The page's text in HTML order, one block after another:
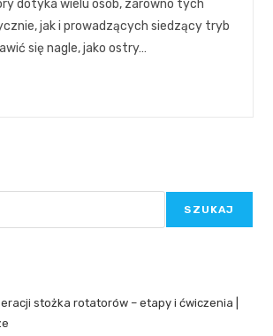
dotyka wielu osób, zarówno tych
jak i prowadzących siedzący tryb
się nagle, jako ostry…
SZUKAJ
stożka rotatorów – etapy i ćwiczenia |